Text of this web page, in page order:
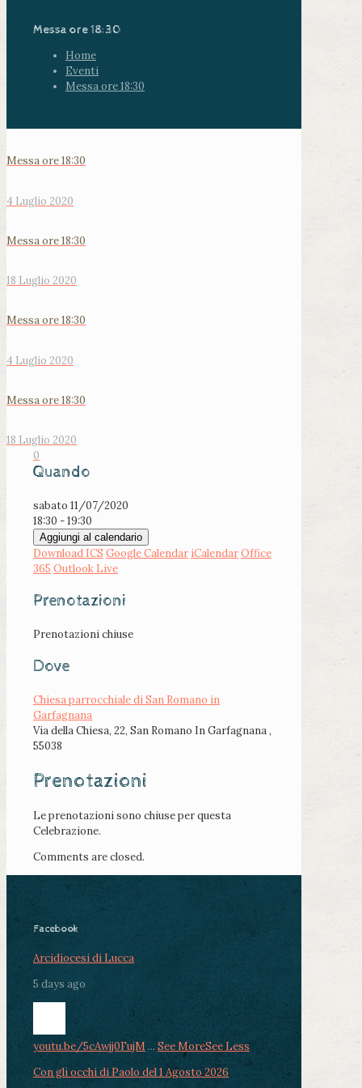
Messa ore 18:30
Home
Eventi
Messa ore 18:30
Messa ore 18:30
4 Luglio 2020
Messa ore 18:30
18 Luglio 2020
Messa ore 18:30
4 Luglio 2020
Messa ore 18:30
18 Luglio 2020
0
Quando
sabato 11/07/2020
18:30 - 19:30
Aggiungi al calendario
Download ICS Google Calendar iCalendarOffice
365 Outlook Live
Prenotazioni
Prenotazioni chiuse
Dove
Chiesa parrocchiale di San Romano in
Garfagnana
Via della Chiesa, 22, San Romano In Garfagnana ,
55038
Prenotazioni
Le prenotazioni sono chiuse per questa
Celebrazione.
Comments are closed.
Facebook
Arcidiocesi di Lucca
5 days ago
youtu.be/5cAwjj0FujM ... See MoreSee Less
Con gli occhi di Paolo del 1 Agosto 2026